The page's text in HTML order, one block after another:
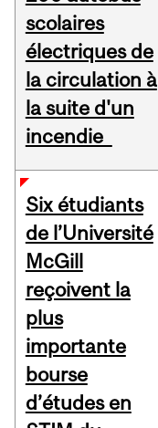
scolaires
électriques de
la circulation à
la suite d'un
incendie
Six étudiants
de l’Université
McGill
reçoivent la
plus
importante
bourse
d’études en